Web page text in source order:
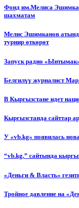
Фонд им.Мелиса
шахматам
Мелис Эшимканов
турнир өткөрөт
Запуск радио
Белгилүү журналист
В Кыргызстане идет
Кыргызстанда сайттар
У «vb.kg» появилась
“vb.kg.” сайтында
«Деньги & Власть»
Тройное давление на